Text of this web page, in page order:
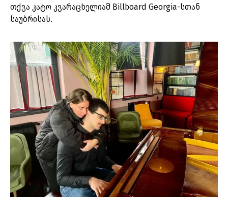
თქვა კატო კვარაცხელიამ Billboard Georgia-სთან
საუბრისას.